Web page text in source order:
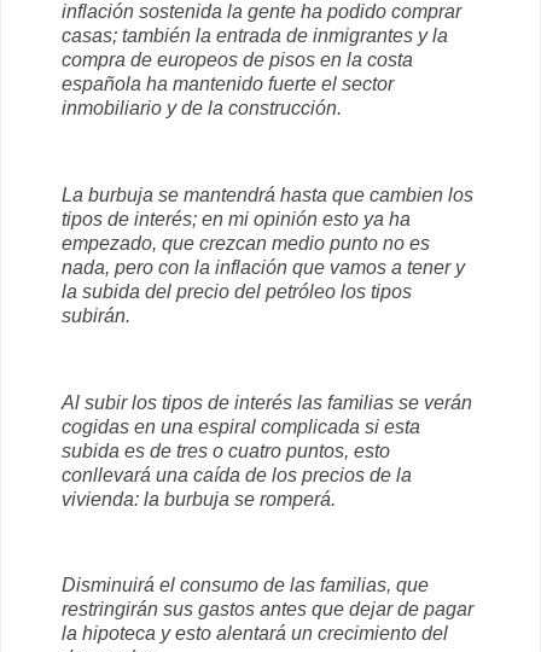
inflación sostenida la gente ha podido comprar
casas; también la entrada de inmigrantes y la
compra de europeos de pisos en la costa
española ha mantenido fuerte el sector
inmobiliario y de la construcción.
La burbuja se mantendrá hasta que cambien los
tipos de interés; en mi opinión esto ya ha
empezado, que crezcan medio punto no es
nada, pero con la inflación que vamos a tener y
la subida del precio del petróleo los tipos
subirán.
Al subir los tipos de interés las familias se verán
cogidas en una espiral complicada si esta
subida es de tres o cuatro puntos, esto
conllevará una caída de los precios de la
vivienda: la burbuja se romperá.
Disminuirá el consumo de las familias, que
restringirán sus gastos antes que dejar de pagar
la hipoteca y esto alentará un crecimiento del